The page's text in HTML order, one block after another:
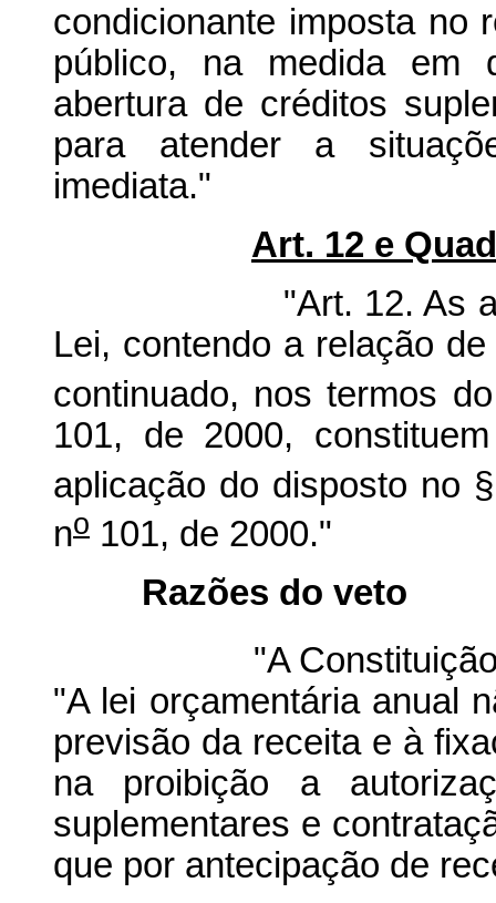
condicionante imposta no
público, na medida em
abertura de créditos
para atender a
imediata."
Art. 12 e
"Art. 12. As ações
Lei, contendo a relação
continuado, nos termos
101, de 2000,
aplicação do disposto no
no 101, de 2000."
Razões do veto
"A Constituição
"A lei orçamentária anual
previsão da receita e à
na proibição a
suplementares e
que por antecipação de